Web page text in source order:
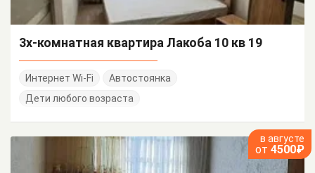
3х-комнатная квартира Лакоба 10 кв 19
Интернет Wi-Fi
Автостоянка
Дети любого возраста
в августе
от 4500₽